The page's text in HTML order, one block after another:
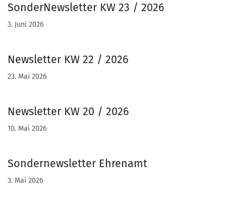
SonderNewsletter KW 23 / 2026
3. Juni 2026
Newsletter KW 22 / 2026
23. Mai 2026
Newsletter KW 20 / 2026
10. Mai 2026
Sondernewsletter Ehrenamt
3. Mai 2026